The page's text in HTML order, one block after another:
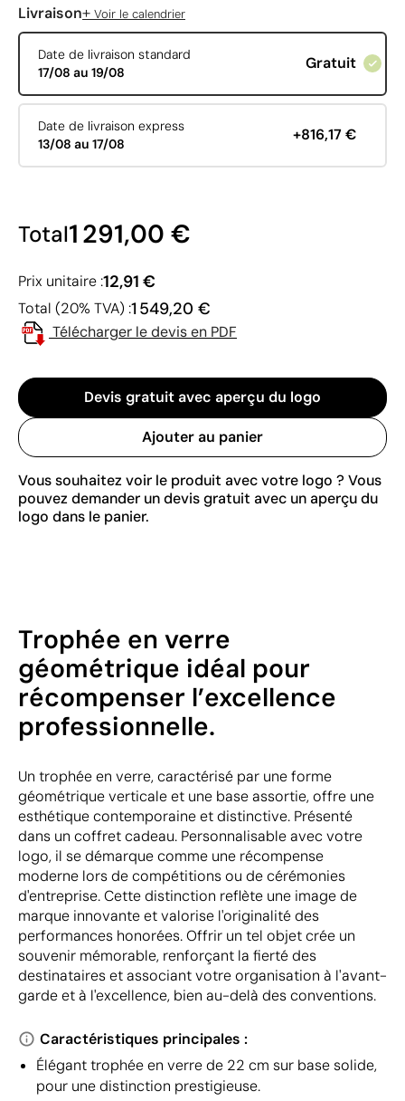
Livraison+ Voir le calendrier
Date de livraison standard
17/08 au 19/08
Gratuit
Date de livraison express
13/08 au 17/08
+816,17 €
Total1 291,00 €
Prix unitaire :12,91 €
Total (20% TVA) :1 549,20 €
Télécharger le devis en PDF
Devis gratuit avec aperçu du logo
Ajouter au panier
Vous souhaitez voir le produit avec votre logo ? Vous
pouvez demander un devis gratuit avec un aperçu du
logo dans le panier.
Trophée en verre
géométrique idéal pour
récompenser l’excellence
professionnelle.
Un trophée en verre, caractérisé par une forme
géométrique verticale et une base assortie, offre une
esthétique contemporaine et distinctive. Présenté
dans un coffret cadeau. Personnalisable avec votre
logo, il se démarque comme une récompense
moderne lors de compétitions ou de cérémonies
d'entreprise. Cette distinction reflète une image de
marque innovante et valorise l'originalité des
performances honorées. Offrir un tel objet crée un
souvenir mémorable, renforçant la fierté des
destinataires et associant votre organisation à l'avant-
garde et à l'excellence, bien au-delà des conventions.
Caractéristiques principales :
Élégant trophée en verre de 22 cm sur base solide,
pour une distinction prestigieuse.